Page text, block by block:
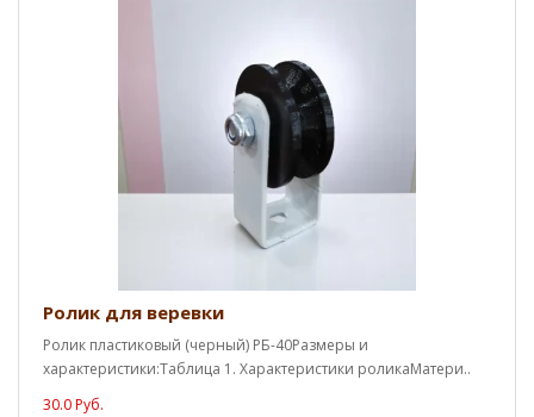
Ролик для веревки
Ролик пластиковый (черный) РБ-40Размеры и
характеристики:Таблица 1. Характеристики роликаМатери..
30.0 Руб.